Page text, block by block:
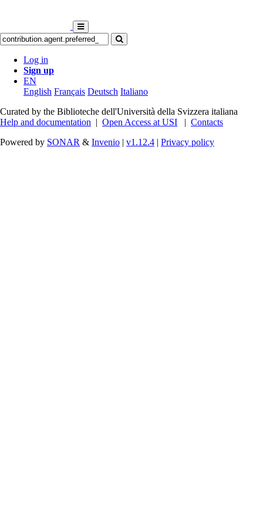
Log in
Sign up
EN
English Français Deutsch Italiano
Curated by the Biblioteche dell'Università della Svizzera italiana
Help and documentation | Open Access at USI | Contacts
Powered by SONAR & Invenio | v1.12.4 | Privacy policy